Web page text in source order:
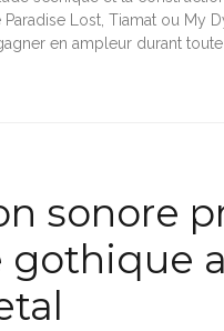
Lost, Tiamat ou My
en ampleur durant
sonore